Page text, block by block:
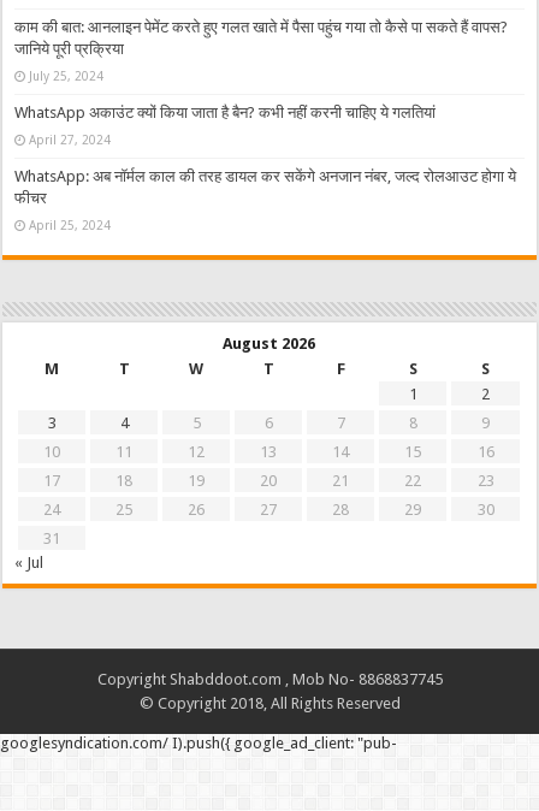
काम की बात: आनलाइन पेमेंट करते हुए गलत खाते में पैसा पहुंच गया तो कैसे पा सकते हैं वापस?
जानिये पूरी प्रक्रिया
July 25, 2024
WhatsApp अकाउंट क्यों किया जाता है बैन? कभी नहीं करनी चाहिए ये गलतियां
April 27, 2024
WhatsApp: अब नॉर्मल काल की तरह डायल कर सकेंगे अनजान नंबर, जल्द रोलआउट होगा ये
फीचर
April 25, 2024
August 2026
M
T W T F S
S
1
2
3
4 5 6 7 8
9
10
11 12 13 14 15
16
17
18 19 20 21 22
23
24
25 26 27 28 29
30
31
« Jul
Copyright Shabddoot.com , Mob No- 8868837745
© Copyright 2018, All Rights Reserved
googlesyndication.com/ I).push({ google_ad_client: "pub-